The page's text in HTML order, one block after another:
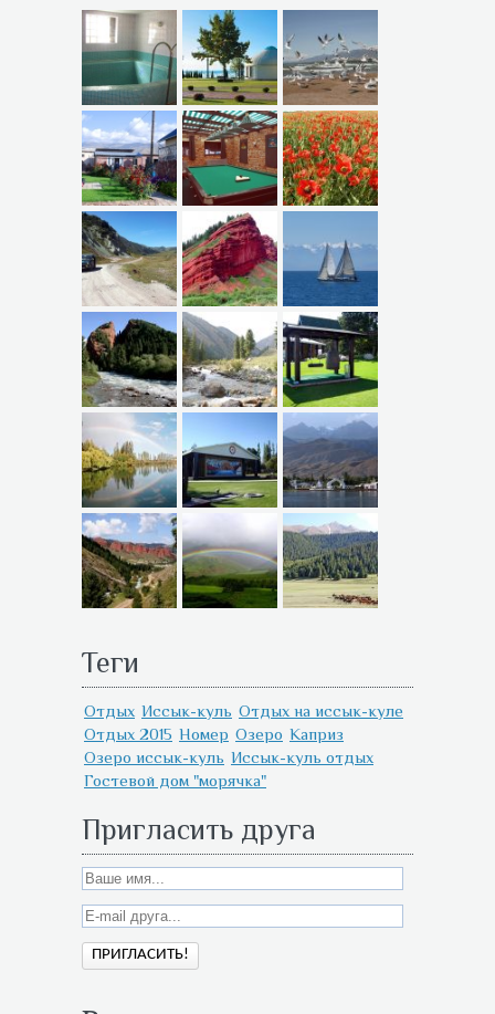
Теги
Отдых Иссык-куль Отдых на иссык-куле
Отдых 2015 Номер Озеро Каприз
Озеро иссык-куль Иссык-куль отдых
Гостевой дом "морячка"
Пригласить друга